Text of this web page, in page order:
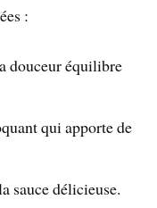
:
douceur équilibre
qui apporte de
sauce délicieuse.